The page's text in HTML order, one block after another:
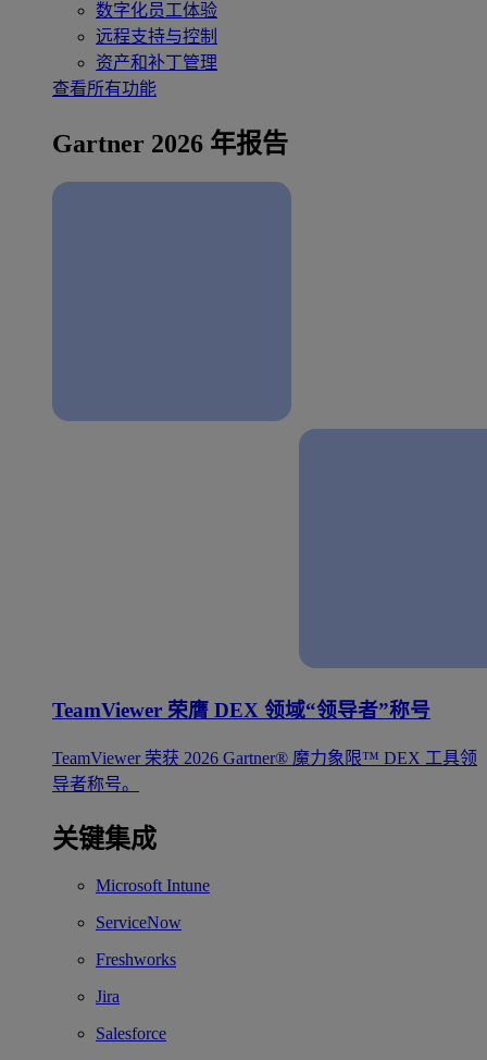
数字化员工体验
远程支持与控制
资产和补丁管理
查看所有功能
Gartner 2026 年报告
TeamViewer 荣膺 DEX 领域“领导者”称号
TeamViewer 荣获 2026 Gartner® 魔力象限™ DEX 工具领
导者称号。
关键集成
Microsoft Intune
ServiceNow
Freshworks
Jira
Salesforce